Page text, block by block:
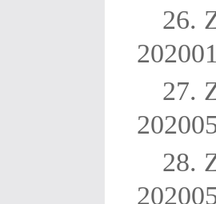
26.
27.
28.